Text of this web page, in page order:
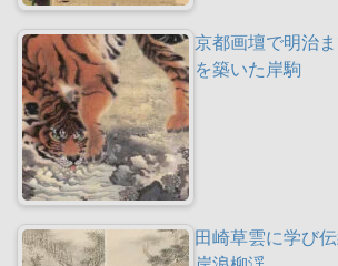
京都画壇で明治
を築いた岸駒
田崎草雲に学び